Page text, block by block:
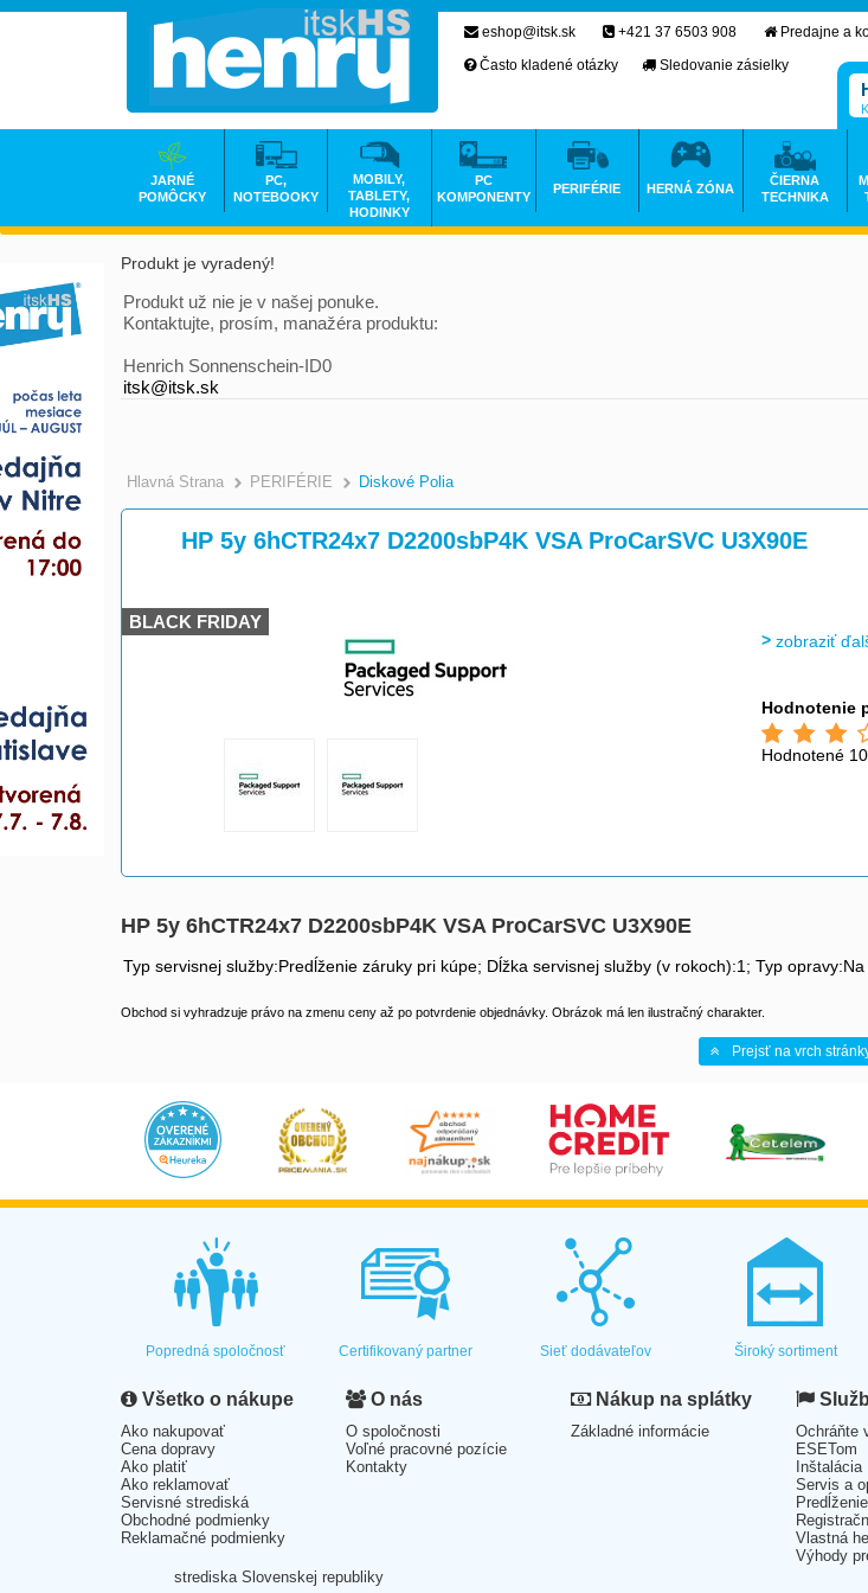
Produkt je vyradený!
Produkt už nie je v našej ponuke.
Kontaktujte, prosím, manažéra produktu:
Henrich Sonnenschein-ID0
itsk@itsk.sk
Hlavná Strana >
PERIFÉRIE >
Diskové Polia
HP 5y 6hCTR24x7 D2200sbP4K VSA ProCarSVC U3X90E
BLACK FRIDAY
zobraziť
Hodnotenie
Hodnotené
HP 5y 6hCTR24x7 D2200sbP4K VSA ProCarSVC U3X90E
Typ servisnej služby:Predĺženie záruky pri kúpe; Dĺžka servisnej služby (v rokoch):1; Typ
Obchod si vyhradzuje právo na zmenu ceny až po potvrdenie objednávky. Obrázok má len ilustračný charakter.
Prejsť na vrch
eshop@itsk.sk +421 37 6503 908
Predajne a
Často kladené otázky
Sledovanie zásielky
JARNÉ
POMÔCKY
PC,
NOTEBOOKY
MOBILY,
TABLETY,
HODINKY
PC
KOMPONENTY
PERIFÉRIE HERNÁ ZÓNA
ČIERNA
TECHNIKA
Popredná spoločnosť Certifikovaný partner Sieť dodávateľov Široký sortiment
Všetko o nákupe
Ako nakupovať
Cena dopravy
Ako platiť
Ako reklamovať
Servisné strediská
Obchodné podmienky
Reklamačné podmienky
O nás
O spoločnosti
Voľné pracovné pozície
Kontakty
Nákup na splátky
Základné informácie
Ochráňte
ESETom
Servis a
Vlastná
Výhody
strediska Slovenskej republiky